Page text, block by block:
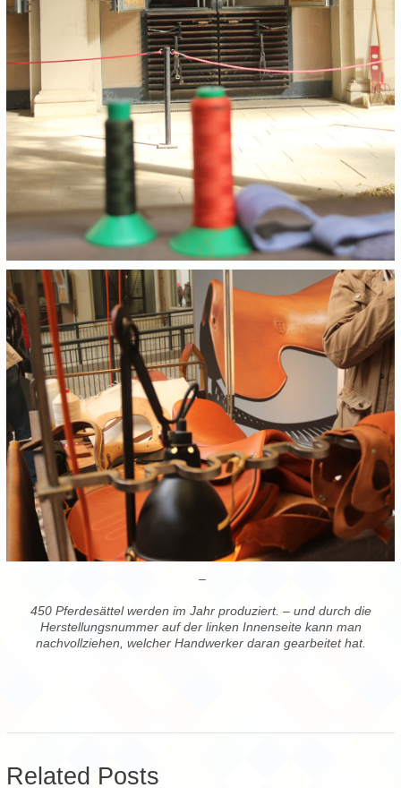
–
450 Pferdesättel werden im Jahr produziert. – und durch die
Herstellungsnummer auf der linken Innenseite kann man
nachvollziehen, welcher Handwerker daran gearbeitet hat.
Related Posts